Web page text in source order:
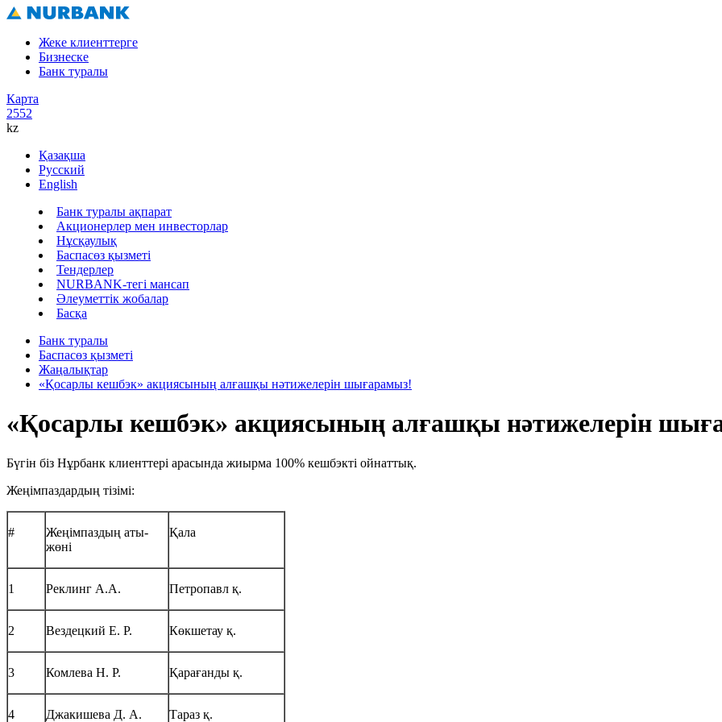
Жеке клиенттерге
Бизнеске
Банк туралы
Карта
2552
kz
Қазақша
Русский
English
Банк туралы ақпарат
Акционерлер мен инвесторлар
Нұсқаулық
Баспасөз қызметі
Тендерлер
NURBANK-тегі мансап
Әлеуметтік жобалар
Басқа
Банк туралы
Баспасөз қызметі
Жаңалықтар
«Қосарлы кешбэк» акциясының алғашқы нәтижелерін шығарамыз!
«Қосарлы кешбэк» акциясының алғашқы нәтижелерін
Бүгін біз Нұрбанк клиенттері арасында жиырма 100% кешбэкті ойнаттық.
Жеңімпаздардың тізімі:
#
Жеңімпаздың аты-
жөні
Қала
1 Реклинг А.А. Петропавл қ.
2 Вездецкий Е. Р. Көкшетау қ.
3 Комлева Н. Р. Қарағанды қ.
4 Джакишева Д. А. Тараз қ.